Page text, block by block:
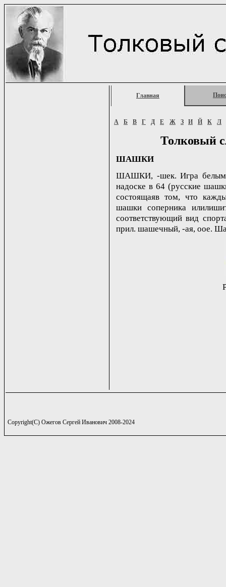
Главная
А Б В Г Д Е Ж З И Й К Л
Толковый
ШАШКИ
ШАШКИ, -шек. Игра
надоске в 64 (русские
состоящаяв том, что
шашки соперника
соответствующий вид
прил. шашечный, -ая, oое.
Copyright(C) Ожегов Сергей Иванович 2008-2024